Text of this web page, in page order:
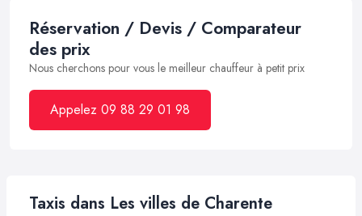
Réservation / Devis / Comparateur
des prix
Nous cherchons pour vous le meilleur chauffeur à petit prix
Appelez 09 88 29 01 98
Taxis dans Les villes de Charente